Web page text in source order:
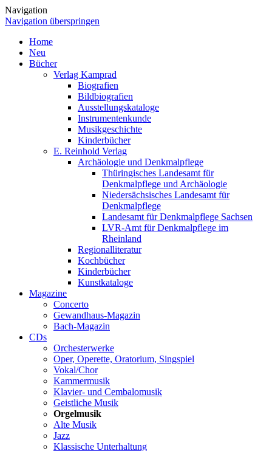
Navigation
Navigation überspringen
Home
Neu
Bücher
Verlag Kamprad
Biografien
Bildbiografien
Ausstellungskataloge
Instrumentenkunde
Musikgeschichte
Kinderbücher
E. Reinhold Verlag
Archäologie und Denkmalpflege
Thüringisches Landesamt für
Denkmalpflege und Archäologie
Niedersächsisches Landesamt für
Denkmalpflege
Landesamt für Denkmalpflege Sachsen
LVR-Amt für Denkmalpflege im
Rheinland
Regionalliteratur
Kochbücher
Kinderbücher
Kunstkataloge
Magazine
Concerto
Gewandhaus-Magazin
Bach-Magazin
CDs
Orchesterwerke
Oper, Operette, Oratorium, Singspiel
Vokal/Chor
Kammermusik
Klavier- und Cembalomusik
Geistliche Musik
Orgelmusik
Alte Musik
Jazz
Klassische Unterhaltung